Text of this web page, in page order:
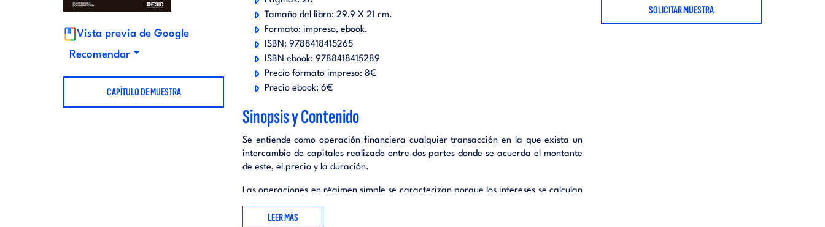
t
o
r
Vista previa de Google
Recomendar
CAPÍTULO DE MUESTRA
Tamaño del libro: 29,9 X 21 cm.
Formato: impreso ebook.
ISBN: 9788418415265
ISBN ebook: 9788418415289
Precio formato impreso: 8€
Precio ebook: 6€
Sinopsis y Contenido
Se entiende como operación financiera cualquier transacción en la que exista un
intercambio de capitales realizado entre dos partes donde se acuerda el montante
de este, el precio y la duración.
Las operaciones en régimen simple se caracterizan porque los intereses se calculan
siempre sobre el capital inicial. Este régimen es propio de las operaciones
financieras a corto plazo.
LEER MÁS
SOLICITAR MUESTRA